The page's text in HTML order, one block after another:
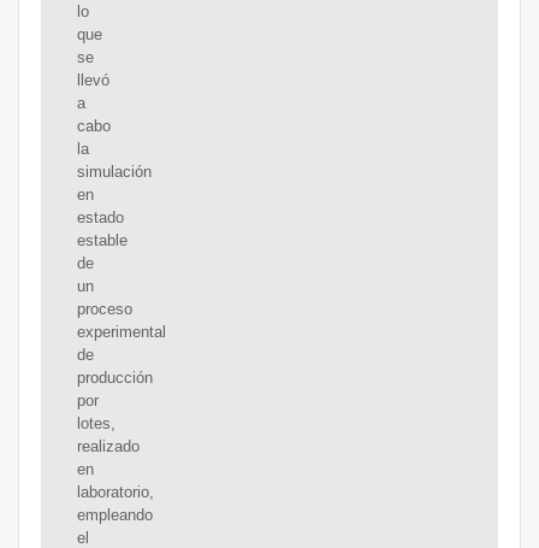
lo
que
se
llevó
a
cabo
la
simulación
en
estado
estable
de
un
proceso
experimental
de
producción
por
lotes,
realizado
en
laboratorio,
empleando
el